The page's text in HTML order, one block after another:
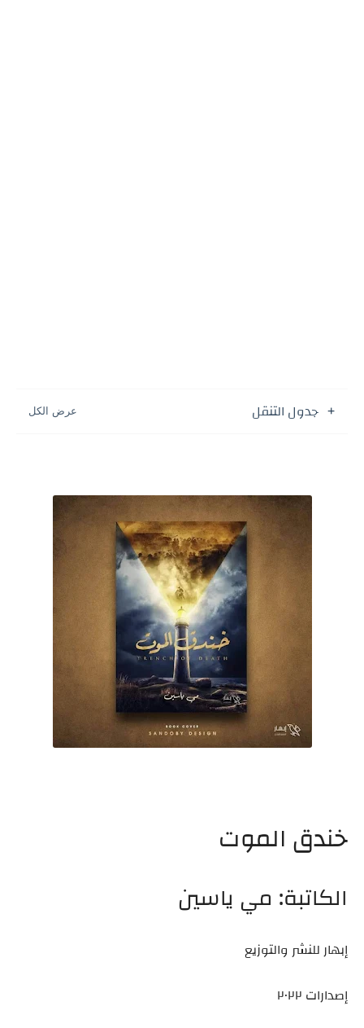
جدول التنقل
خندق الموت
الكاتبة: مي ياسين
إبهار للنشر والتوزيع
إصدارات ٢٠٢٢